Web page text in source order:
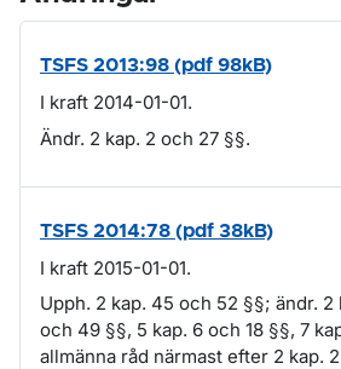
TSFS 2013:98 (pdf 98kB)
I kraft 2014-01-01.
Ändr. 2 kap. 2 och 27 §§.
TSFS 2014:78 (pdf 38kB)
I kraft 2015-01-01.
Upph. 2 kap. 45 och 52 §§; ändr. 2
och 49 §§, 5 kap. 6 och 18 §§, 7
allmänna råd närmast efter 2 kap.